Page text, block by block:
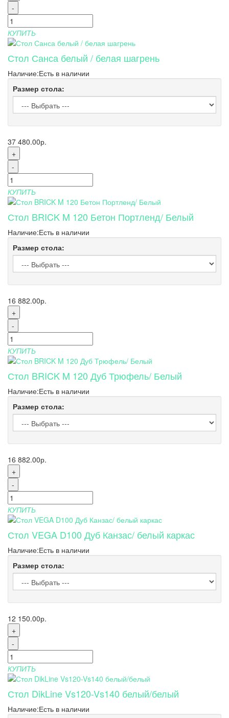
-
КУПИТЬ
Стол Санса белый / белая шагрень
Наличие:Есть в наличии
Размер стола:
37 480.00р.
+
-
КУПИТЬ
Стол BRICK M 120 Бетон Портленд/ Белый
Наличие:Есть в наличии
Размер стола:
16 882.00р.
+
-
КУПИТЬ
Стол BRICK M 120 Дуб Трюфель/ Белый
Наличие:Есть в наличии
Размер стола:
16 882.00р.
+
-
КУПИТЬ
Стол VEGA D100 Дуб Канзас/ белый каркас
Наличие:Есть в наличии
Размер стола:
12 150.00р.
+
-
КУПИТЬ
Стол DikLine Vs120-Vs140 белый/белый
Наличие:Есть в наличии